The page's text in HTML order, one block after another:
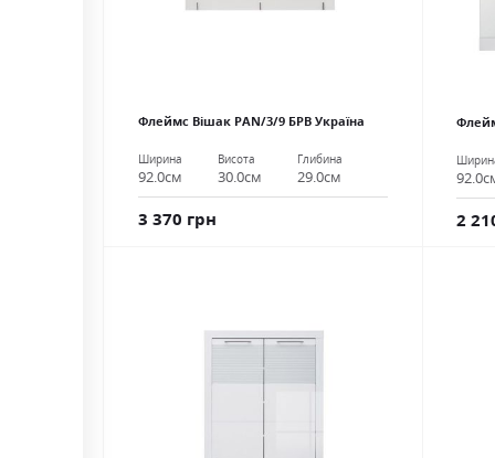
Флеймс Вішак PAN/3/9 БРВ Україна
Ширина
92.0см
Висота
30.0см
Глибина
29.0см
3 370 грн 2